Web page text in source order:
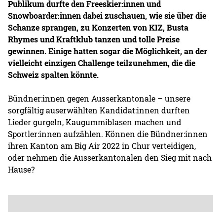
Publikum durfte den Freeskier:innen und
Snowboarder:innen dabei zuschauen, wie sie über die
Schanze sprangen, zu Konzerten von KIZ, Busta
Rhymes und Kraftklub tanzen und tolle Preise
gewinnen. Einige hatten sogar die Möglichkeit, an der
vielleicht einzigen Challenge teilzunehmen, die die
Schweiz spalten könnte.
Bündner:innen gegen Ausserkantonale – unsere
sorgfältig auserwählten Kandidat:innen durften
Lieder gurgeln, Kaugummiblasen machen und
Sportler:innen aufzählen. Können die Bündner:innen
ihren Kanton am Big Air 2022 in Chur verteidigen,
oder nehmen die Ausserkantonalen den Sieg mit nach
Hause?